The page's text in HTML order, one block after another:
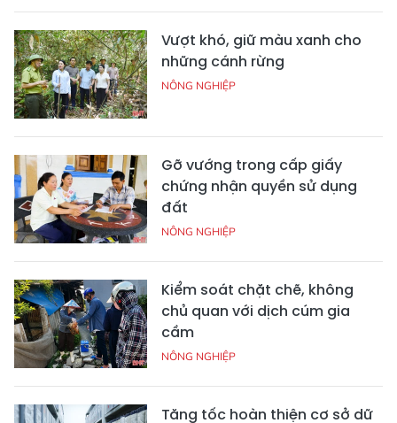
Vượt khó, giữ màu xanh cho
những cánh rừng
NÔNG NGHIỆP
Gỡ vướng trong cấp giấy
chứng nhận quyền sử dụng
đất
NÔNG NGHIỆP
Kiểm soát chặt chẽ, không
chủ quan với dịch cúm gia
cầm
NÔNG NGHIỆP
Tăng tốc hoàn thiện cơ sở dữ